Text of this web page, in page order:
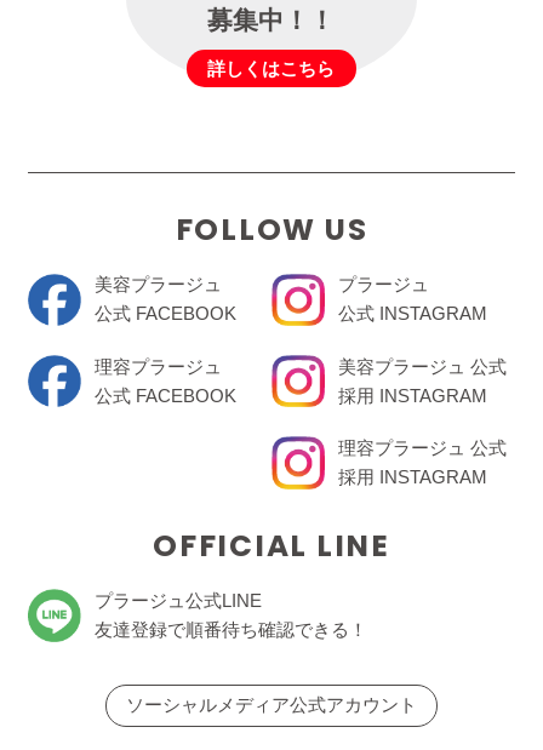
募集中！！
詳しくはこちら
FOLLOW US
美容プラージュ
公式 FACEBOOK
理容プラージュ
公式 FACEBOOK
プラージュ
公式 INSTAGRAM
美容プラージュ 公式
採用 INSTAGRAM
理容プラージュ 公式
採用 INSTAGRAM
OFFICIAL LINE
プラージュ公式LINE
友達登録で順番待ち確認できる！
ソーシャルメディア公式アカウント